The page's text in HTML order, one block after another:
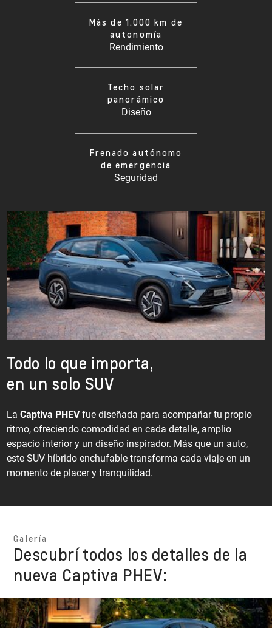
Más de 1.000 km de
autonomía
Rendimiento
Techo solar
panorámico
Diseño
Frenado autónomo
de emergencia
Seguridad
Todo lo que importa,
en un solo SUV
La Captiva PHEVfue diseñada para acompañar tu propio
ritmo, ofreciendo comodidad en cada detalle, amplio
espacio interior y un diseño inspirador. Más que un auto,
este SUV híbrido enchufable transforma cada viaje en un
momento de placer y tranquilidad.
Galería
Descubrí todos los detalles de la
nueva Captiva PHEV: